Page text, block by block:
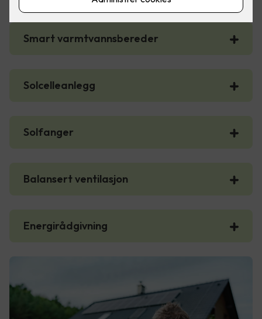
Smart varmtvannsbereder
Solcelleanlegg
Solfanger
Balansert ventilasjon
Energirådgivning